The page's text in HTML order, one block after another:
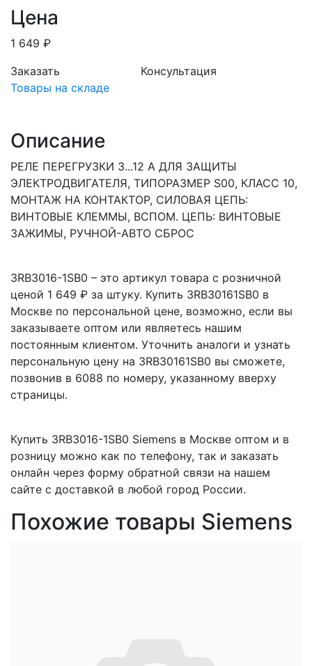
Цена
1 649 ₽
Заказать
Консультация
Товары на складе
Описание
РЕЛЕ ПЕРЕГРУЗКИ 3...12 A ДЛЯ ЗАЩИТЫ
ЭЛЕКТРОДВИГАТЕЛЯ, ТИПОРАЗМЕР S00, КЛАСС 10,
МОНТАЖ НА КОНТАКТОР, СИЛОВАЯ ЦЕПЬ:
ВИНТОВЫЕ КЛЕММЫ, ВСПОМ. ЦЕПЬ: ВИНТОВЫЕ
ЗАЖИМЫ, РУЧНОЙ-АВТО СБРОС
3RB3016-1SB0 – это артикул товара с розничной
ценой 1 649 ₽ за штуку. Купить 3RB30161SB0 в
Москве по персональной цене, возможно, если вы
заказываете оптом или являетесь нашим
постоянным клиентом. Уточнить аналоги и узнать
персональную цену на 3RB30161SB0 вы сможете,
позвонив в 6088 по номеру, указанному вверху
страницы.
Купить 3RB3016-1SB0 Siemens в Москве оптом и в
розницу можно как по телефону, так и заказать
онлайн через форму обратной связи на нашем
сайте с доставкой в любой город России.
Похожие товары Siemens